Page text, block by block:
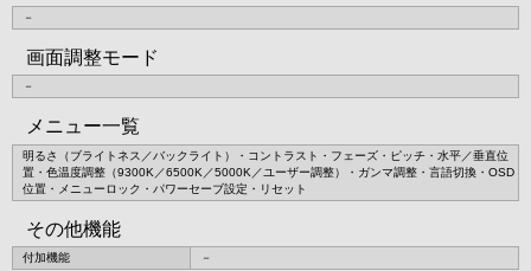
－
画面調整モード
－
メニュー一覧
明るさ（ブライトネス／バックライト）・コントラスト・フェーズ・ピッチ・水平／垂直位
置・色温度調整（9300K／6500K／5000K／ユーザー調整）・ガンマ調整・言語切換・OSD
位置・メニューロック・パワーセーブ設定・リセット
その他機能
付加機能 －